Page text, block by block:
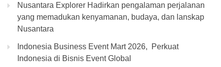
Nusantara Explorer Hadirkan pengalaman perjalanan
yang memadukan kenyamanan, budaya, dan lanskap
Nusantara
Indonesia Business Event Mart 2026, Perkuat
Indonesia di Bisnis Event Global